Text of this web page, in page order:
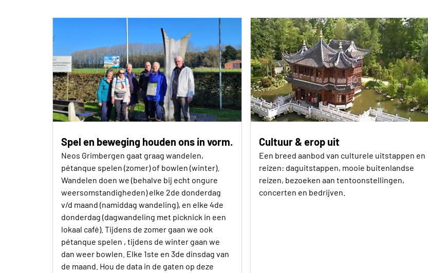
Spel en beweging houden ons in vorm.
Neos Grimbergen gaat graag wandelen,
pétanque spelen (zomer) of bowlen (winter).
Wandelen doen we (behalve bij echt ongure
weersomstandigheden) elke 2de donderdag
v/d maand (namiddag wandeling), en elke 4de
donderdag (dagwandeling met picknick in een
lokaal café). Tijdens de zomer gaan we ook
pétanque spelen , tijdens de winter gaan we
dan weer bowlen. Elke 1ste en 3de dinsdag van
de maand. Hou de data in de gaten op deze
Cultuur & erop uit
Een breed aanbod van culturele uitstappen en
reizen: daguitstappen, mooie buitenlandse
reizen, bezoeken aan tentoonstellingen,
concerten en bedrijven.